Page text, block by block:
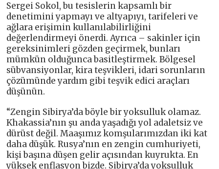
Sergei Sokol, bu tesislerin kapsamlı bir
denetimini yapmayı ve altyapıyı, tarifeleri ve
ağlara erişimin kullanılabilirliğini
değerlendirmeyi önerdi. Ayrıca – sakinler için
gereksinimleri gözden geçirmek, bunları
mümkün olduğunca basitleştirmek. Bölgesel
sübvansiyonlar, kira teşvikleri, idari sorunların
çözümünde yardım gibi teşvik edici araçları
düşünün.
“Zengin Sibirya’da böyle bir yoksulluk olamaz.
Khakassia’nın şu anda yaşadığı yol adaletsiz ve
dürüst değil. Maaşımız komşularımızdan iki kat
daha düşük. Rusya’nın en zengin cumhuriyeti,
kişi başına düşen gelir açısından kuyrukta. En
yüksek enflasyon bizde. Sibirya’da yoksulluk